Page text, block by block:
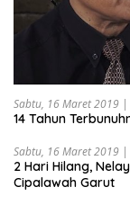
Sabtu, 16 Maret 2019
14 Tahun
Sabtu, 16 Maret 2019
2 Hari Hilang,
Cipalawah Garut